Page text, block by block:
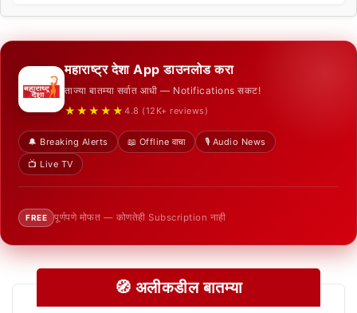
महाराष्ट्र देशा App डाउनलोड करा
ताज्या बातम्या सर्वात आधी — Notifications सकट!
★★★★★ 4.8 (12K+ reviews)
🔔 Breaking Alerts 📖 Offline वाचा
🎙️ Audio News
📺 Live TV
FREE पूर्णपणे मोफत — कोणतेही Subscription नाही
🧭 अलीकडील बातम्या